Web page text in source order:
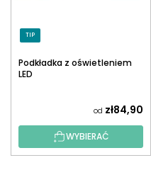
TIP
Podkładka z oświetleniem
LED
od zł84,90
WYBIERAĆ